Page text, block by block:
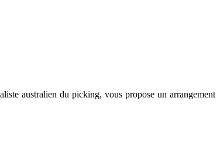
australien du picking, vous propose un arrangement